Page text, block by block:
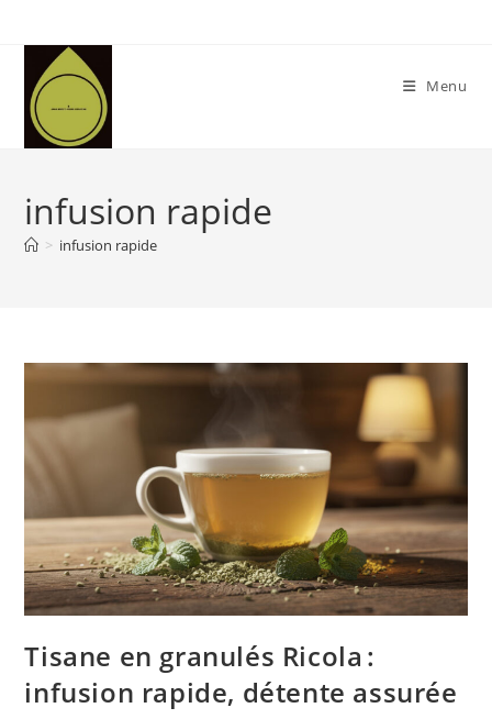
content
Menu
infusion rapide
> infusion rapide
Tisane en granulés Ricola :
infusion rapide, détente assurée